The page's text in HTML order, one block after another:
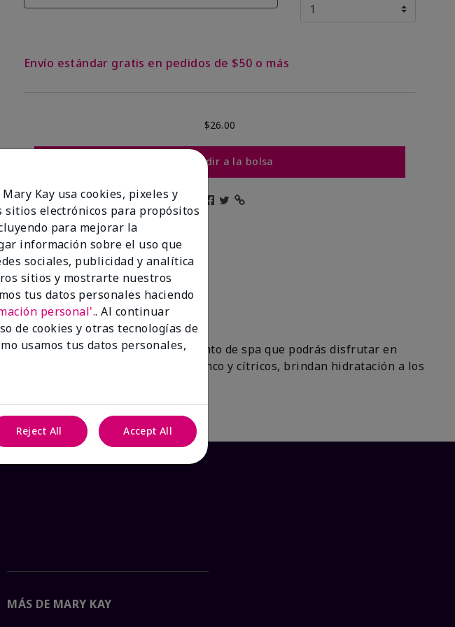
Envío estándar gratis en pedidos de $50 o más
$26.00
Añadir a la bolsa
labios al paraíso con un tratamiento de spa que podrás disfrutar en
de karité y el fresco sabor de té blanco y cítricos, brindan hidratación a los
MÁS DE MARY KAY
Kay usa cookies, pixeles y
sitios electrónicos para propósitos
para mejorar la
información sobre el uso que
sociales, publicidad y analítica
sitios y mostrarte nuestros
tus datos personales haciendo
personal'.. Al continuar
de cookies y otras tecnologías de
usamos tus datos personales,
Reject All Accept All